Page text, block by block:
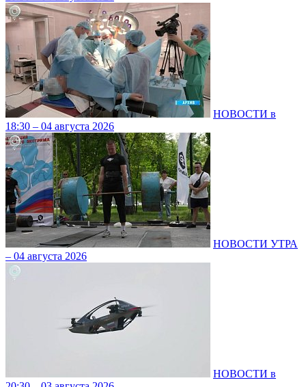
НОВОСТИ в
18:30 – 04 августа 2026
НОВОСТИ УТРА
– 04 августа 2026
НОВОСТИ в